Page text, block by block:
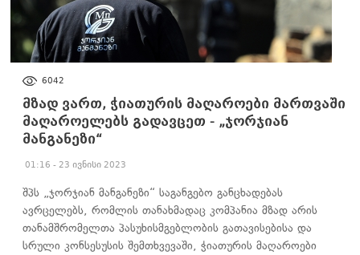
6042
მზად ვართ, ჭიათურის მაღაროები მართვაში
მაღაროელებს გადავცეთ - „ჯორჯიან
მანგანეზი“
01:16 - 23 ივნისი 2023
შპს „ჯორჯიან მანგანეზი“ საგანგებო განცხადებას
ავრცელებს, რომლის თანახმადაც კომპანია მზად არის
თანამშრომელთა პასუხისმგებლობის გათავისებისა და
სრული კონსესუსის შემთხვევაში, ჭიათურის მაღაროები